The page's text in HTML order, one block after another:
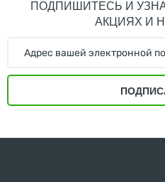
ПОДПИШИТЕСЬ И
АКЦИЯХ И